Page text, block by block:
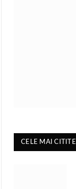
CELE MAI CITITE